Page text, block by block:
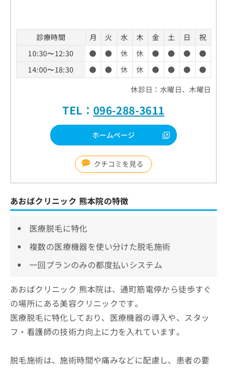
診療時間 月 火 水 木 金 土 日
祝
10:30〜12:30
● ● 休 休 ● ● ●
●
14:00〜18:30
● ● 休 休 ● ● ●
●
休診日：水曜日、木曜日
TEL： 096-288-3611
ホームページ
クチコミを見る
あおばクリニック 熊本院の特徴
医療脱毛に特化
複数の医療機器を使い分けた脱毛施術
一回プランのみの都度払いシステム
あおばクリニック 熊本院は、通町筋電停から徒歩すぐ
の場所にある美容クリニックです。
医療脱毛に特化しており、医療機器の導入や、スタッ
フ・看護師の技術力向上に力を入れています。
脱毛施術は、施術時間や痛みなどに配慮し、患者の要